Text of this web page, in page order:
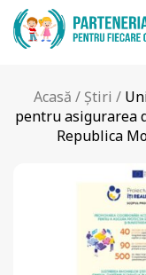
Acasă / Știri /
pentru asigurarea
Republica